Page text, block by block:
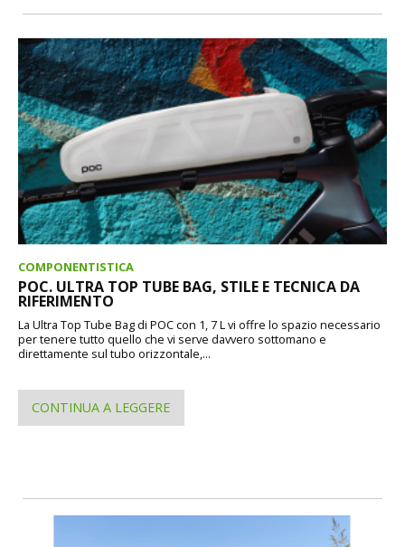
COMPONENTISTICA
POC. ULTRA TOP TUBE BAG, STILE E TECNICA DA
RIFERIMENTO
La Ultra Top Tube Bag di POC con 1, 7 L vi offre lo spazio necessario
per tenere tutto quello che vi serve davvero sottomano e
direttamente sul tubo orizzontale,...
CONTINUA A LEGGERE